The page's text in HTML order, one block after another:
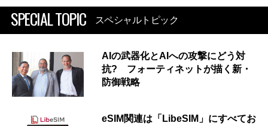
SPECIAL TOPIC スペシャルトピック
AIの武器化とAIへの攻撃にどう対
抗? フォーティネットが描く新・
防御戦略
eSIM関連は「LibeSIM」にすべてお